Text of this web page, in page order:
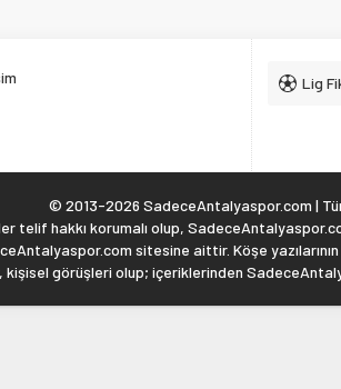
Lig
© 2013-2026 SadeceAntalyaspor.com |
telif hakkı korumalı olup,
sitesine aittir. Köşe
kişisel görüşleri olup; içeriklerinden